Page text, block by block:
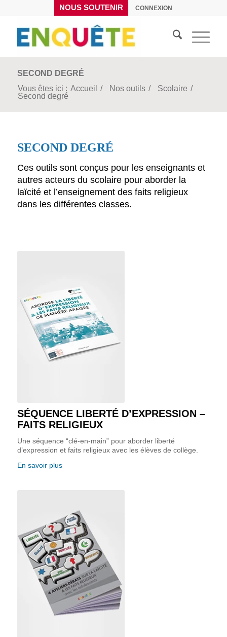
NOUS SOUTENIR CONNEXION
SECOND DEGRÉ
Vous êtes ici : Accueil / Nos outils / Scolaire /
Second degré
SECOND DEGRÉ
Ces outils sont conçus pour les enseignants et
autres acteurs du scolaire pour aborder la
laïcité et l’enseignement des faits religieux
dans les différentes classes.
SÉQUENCE LIBERTÉ D’EXPRESSION –
FAITS RELIGIEUX
Une séquence “clé-en-main” pour aborder liberté
d’expression et faits religieux avec les élèves de collège.
En savoir plus